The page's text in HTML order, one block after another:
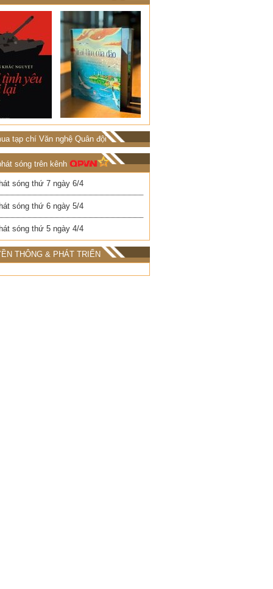
tạp chí Văn nghệ Quân đội
sóng trên kênh
sóng thứ 7 ngày 6/4
sóng thứ 6 ngày 5/4
sóng thứ 5 ngày 4/4
THÔNG & PHÁT TRIỂN